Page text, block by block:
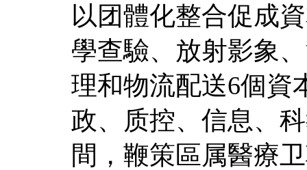
以团體化整合促成
學查驗、放射影象
理和物流配送6個資
政、质控、信息、
間，鞭策區属醫療